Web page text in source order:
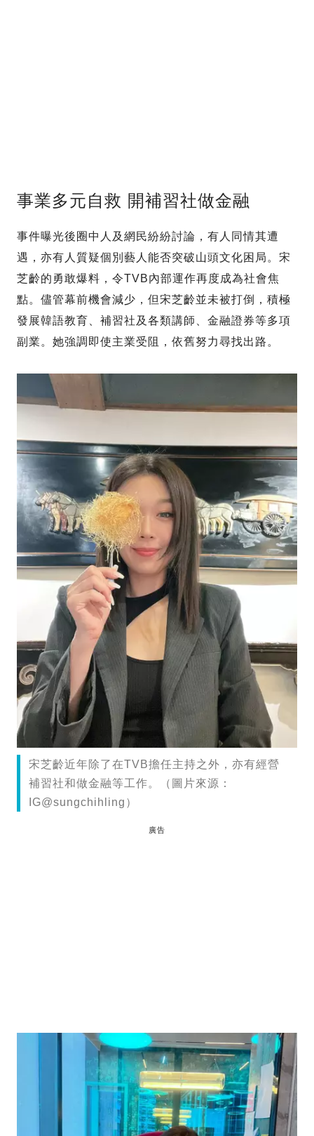
事業多元自救 開補習社做金融
事件曝光後圈中人及網民紛紛討論，有人同情其遭
遇，亦有人質疑個別藝人能否突破山頭文化困局。宋
芝齡的勇敢爆料，令TVB內部運作再度成為社會焦
點。儘管幕前機會減少，但宋芝齡並未被打倒，積極
發展韓語教育、補習社及各類講師、金融證券等多項
副業。她強調即使主業受阻，依舊努力尋找出路。
宋芝齡近年除了在TVB擔任主持之外，亦有經營
補習社和做金融等工作。（圖片來源：
IG@sungchihling）
廣告